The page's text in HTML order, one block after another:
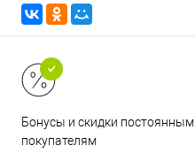
Бонусы и скидки постоянным
покупателям